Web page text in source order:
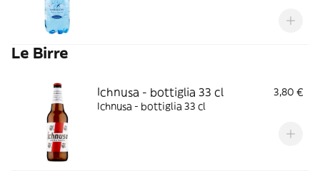
Le Birre
Ichnusa - bottiglia 33 cl
3,80 €
Ichnusa - bottiglia 33 cl